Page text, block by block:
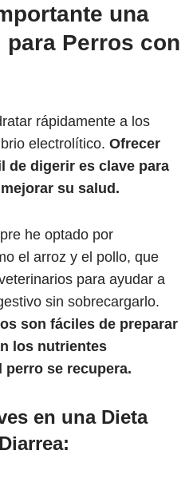
una
para Perros con
rápidamente a los
electrolítico. Ofrecer
de digerir es clave para
su salud.
he optado por
el arroz y el pollo, que
para ayudar a
sin sobrecargarlo.
son fáciles de preparar
los nutrientes
perro se recupera.
en una Dieta